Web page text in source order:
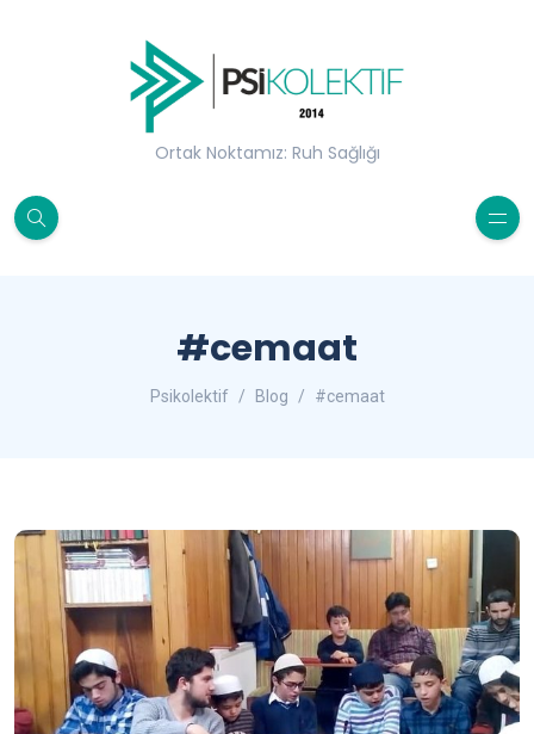
Ortak Noktamız: Ruh Sağlığı
#cemaat
Psikolektif Blog #cemaat